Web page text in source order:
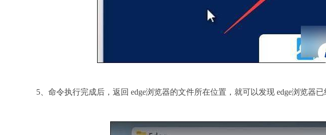
5、命令执行完成后，返回 edge浏览器的文件所在位置，就可以发现 edge浏览器已